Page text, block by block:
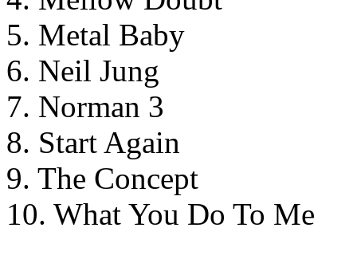
5. Metal Baby
6. Neil Jung
7. Norman 3
8. Start Again
9. The Concept
10. What You Do To Me